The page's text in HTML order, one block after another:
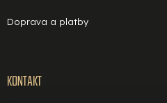
Doprava a platby
KONTAKT